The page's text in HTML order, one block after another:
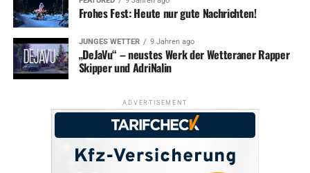
Frohes Fest: Heute nur gute Nachrichten!
JUNGES WETTER 9 Jahren ago
„DeJaVu“ – neustes Werk der Wetteraner Rapper
Skipper und AdriNalin
ADVERTISEMENT